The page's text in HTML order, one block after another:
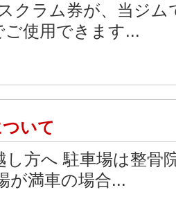
クラム券が、当ジム
ご使用できます...
いて
し方へ 駐車場は整骨
が満車の場合...